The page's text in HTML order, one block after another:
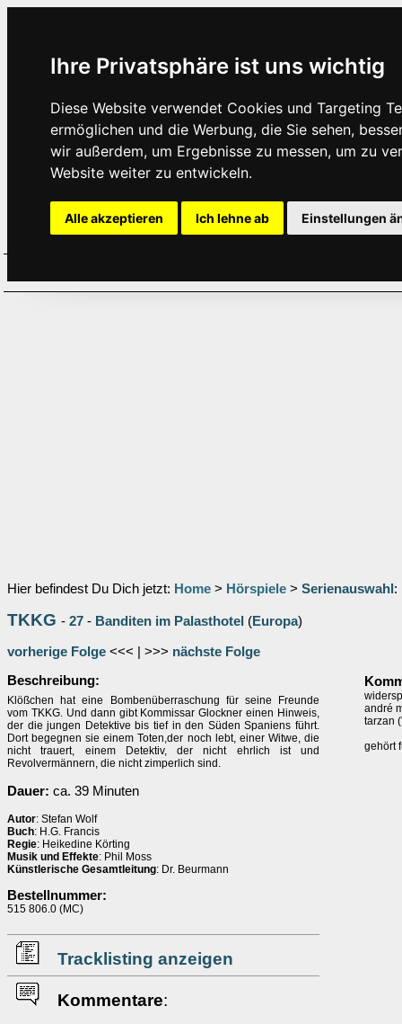
Ihre Privatsphäre ist uns wichtig
Diese Website verwendet Cookies und Targeting
ermöglichen und die Werbung, die Sie sehen,
wir außerdem, um Ergebnisse zu messen, um zu
Website weiter zu entwickeln.
Alle akzeptieren Ich lehne ab Einstellungen
Hier befindest Du Dich jetzt: Home > Hörspiele > Serienauswahl :
TKKG - 27 - Banditen im Palasthotel (Europa)
vorherige Folge <<< | >>> nächste Folge
Beschreibung:
Klößchen hat eine Bombenüberraschung für seine Freunde
vom TKKG. Und dann gibt Kommissar Glockner einen Hinweis,
der die jungen Detektive bis tief in den Süden Spaniens führt.
Dort begegnen sie einem Toten,der noch lebt, einer Witwe, die
nicht trauert, einem Detektiv, der nicht ehrlich ist und
Revolvermännern, die nicht zimperlich sind.
Dauer: ca. 39 Minuten
Autor: Stefan Wolf
Buch: H.G. Francis
Regie: Heikedine Körting
Musik und Effekte: Phil Moss
Künstlerische Gesamtleitung: Dr. Beurmann
Bestellnummer:
515 806.0 (MC)
Tracklisting anzeigen
Kommentare:
andré
tarzan
gehört